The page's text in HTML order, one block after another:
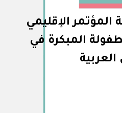
الإقليمي
المبكرة في
العربية